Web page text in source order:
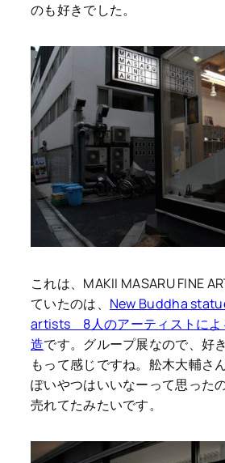
のも好きでした。
これは、MAKII MASARU FINE
ていたのは、 New Buddha
artists 8人のアーティストに
造です。グループ展なので、好
もって感じですね。舩木大輔さ
ぽいやつはいいなーって思った
売れてたみたいです。